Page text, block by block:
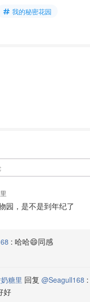
我的秘密花园
园，是不是到年纪了
: 哈哈😄同感
糖里 回复 @Seagull168 :
好